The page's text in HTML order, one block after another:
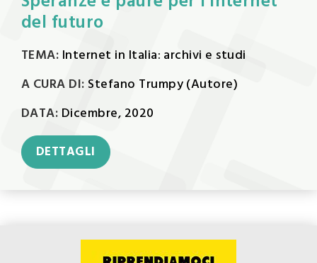
del futuro
TEMA: Internet in Italia: archivi e studi
A CURA DI: Stefano Trumpy (Autore)
DATA: Dicembre, 2020
DETTAGLI